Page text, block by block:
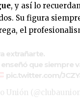
, y así lo
Su figura
el
extrañarte.
que siempre
pic.twitter.com/
Unión